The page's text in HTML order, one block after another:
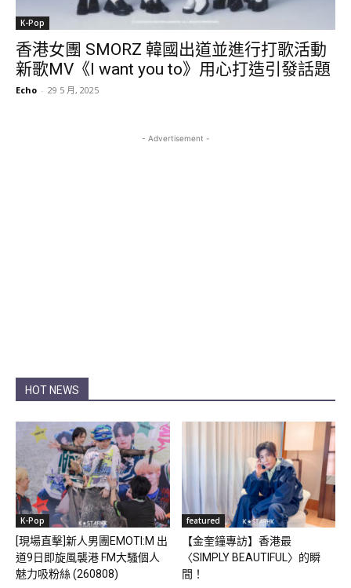
K-Pop
香港女團 SMORZ 韓國出道並進行打歌活動
新歌MV《I want you to》用心打造引發話題
Echo - 29 5 月, 2025
- Advertisement -
HOT NEWS
K-Pop
[現場直擊]新人男團EMOTI:M 出
道9日即旋風襲港 FM大騷個人
魅力吸粉絲 (260808)
featured
【金奎鐘專訪】香港最
〈SIMPLY BEAUTIFUL〉的瞬
間！